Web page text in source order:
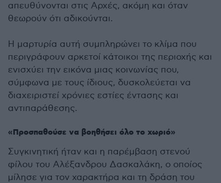
απευθύνονται στις Αρχές, ακόμη και όταν
θεωρούν ότι αδικούνται.
Η μαρτυρία αυτή συμπληρώνει το κλίμα που
περιγράφουν αρκετοί κάτοικοι της περιοχής και
ενισχύει την εικόνα μιας κοινωνίας που,
σύμφωνα με τους ίδιους, δυσκολεύεται να
διαχειριστεί χρόνιες εστίες έντασης και
αντιπαράθεσης.
«Προσπαθούσε να βοηθήσει όλο το χωριό»
Συγκινητική ήταν και η παρέμβαση στενού
φίλου του Αλέξανδρου Δασκαλάκη, ο οποίος
μίλησε για τον χαρακτήρα και τη δράση του